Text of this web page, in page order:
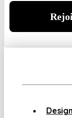
Design